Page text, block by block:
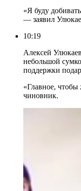
«Я буду
— заявил
10:19
Алексей
небольшой
поддержки
«Главное,
чиновник.